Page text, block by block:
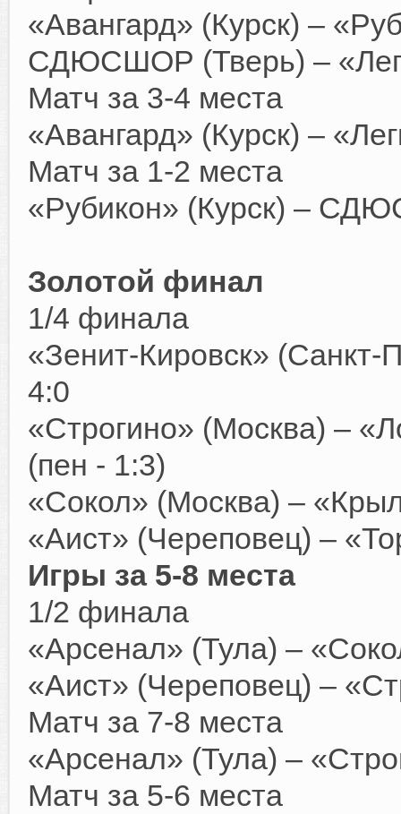
«Авангард» (Курск) –
СДЮСШОР (Тверь) –
Матч за 3-4 места
«Авангард» (Курск) –
Матч за 1-2 места
«Рубикон» (Курск) –
Золотой финал
1/4 финала
«Зенит-Кировск» (Санкт-
4:0
«Строгино» (Москва) –
(пен - 1:3)
«Сокол» (Москва) –
«Аист» (Череповец) –
Игры за 5-8 места
1/2 финала
«Арсенал» (Тула) –
«Аист» (Череповец) –
Матч за 7-8 места
«Арсенал» (Тула) –
Матч за 5-6 места